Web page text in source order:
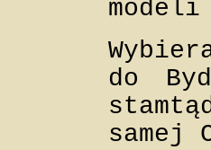
do
samej